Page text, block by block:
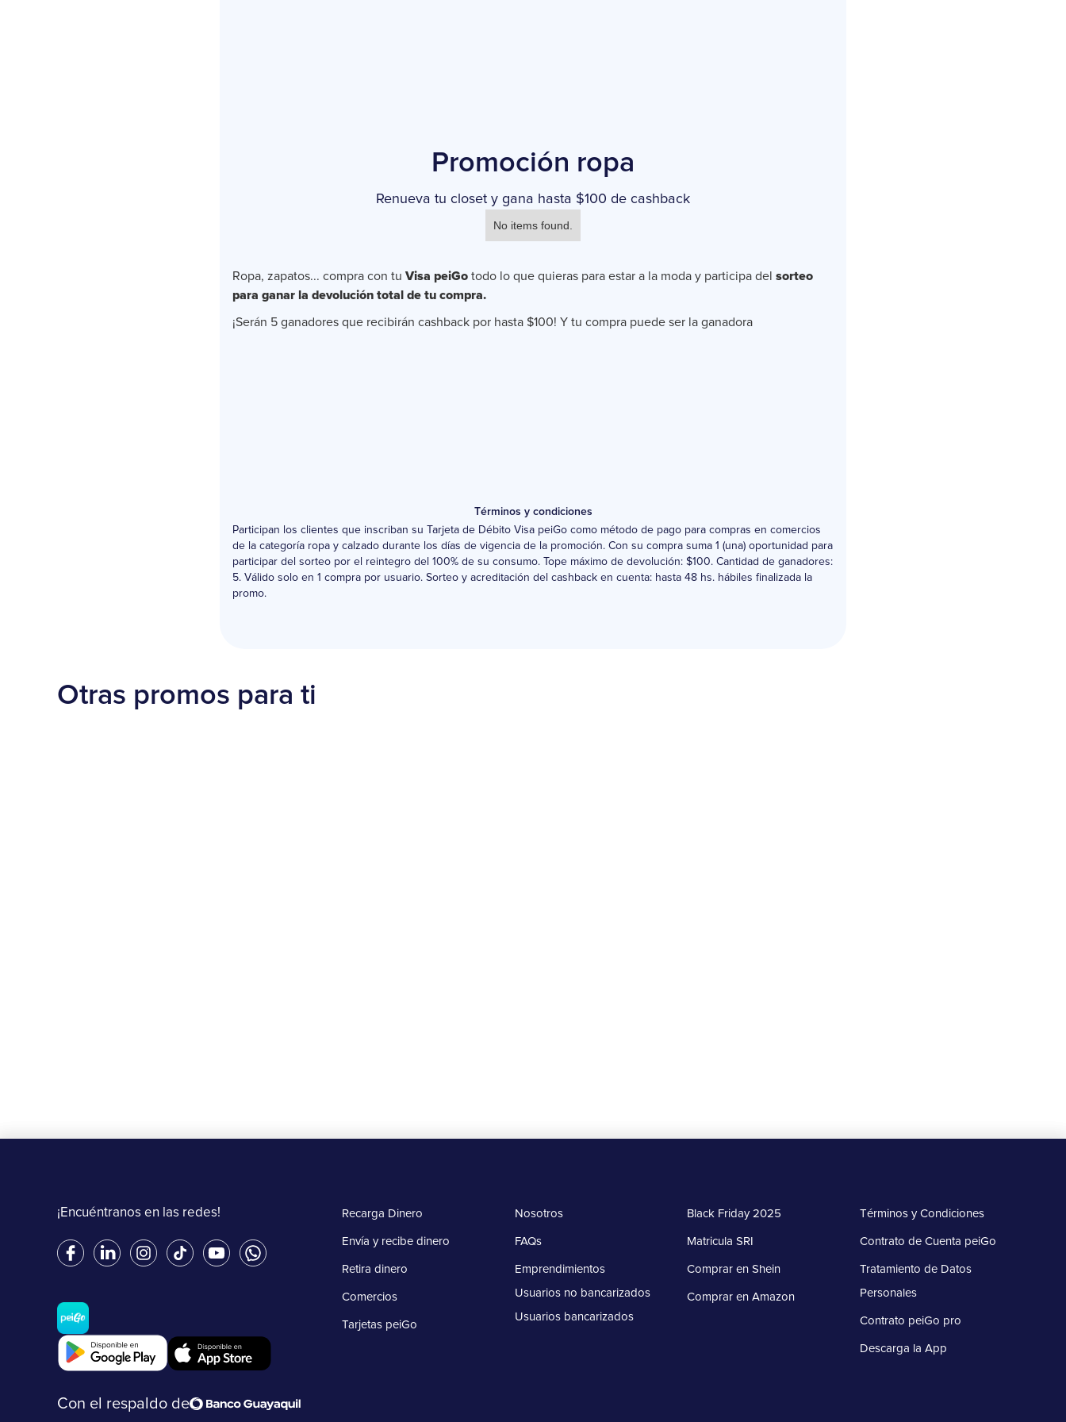
Promoción ropa
Renueva tu closet y gana hasta $100 de cashback
No items found.
Ropa, zapatos... compra con tu Visa peiGo todo lo que quieras para estar a la moda y participa del sorteo
para ganar la devolución total de tu compra.
¡Serán 5 ganadores que recibirán cashback por hasta $100! Y tu compra puede ser la ganadora
Términos y condiciones
Participan los clientes que inscriban su Tarjeta de Débito Visa peiGo como método de pago para compras en comercios
de la categoría ropa y calzado durante los días de vigencia de la promoción. Con su compra suma 1 (una) oportunidad para
participar del sorteo por el reintegro del 100% de su consumo. Tope máximo de devolución: $100. Cantidad de ganadores:
5. Válido solo en 1 compra por usuario. Sorteo y acreditación del cashback en cuenta: hasta 48 hs. hábiles finalizada la
promo.
Otras promos para ti
¡Encuéntranos en las redes!
Con el respaldo de
Recarga Dinero
Envía y recibe dinero
Retira dinero
Comercios
Tarjetas peiGo
Nosotros
FAQs
Emprendimientos
Usuarios no bancarizados
Usuarios bancarizados
Black Friday 2025
Matricula SRI
Comprar en Shein
Comprar en Amazon
Términos y Condiciones
Contrato de Cuenta peiGo
Tratamiento de Datos
Personales
Contrato peiGo pro
Descarga la App